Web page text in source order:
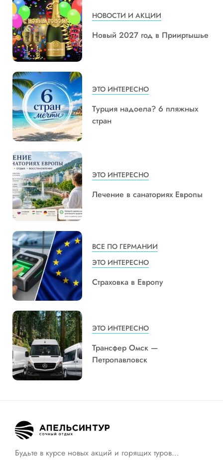
НОВОСТИ И АКЦИИ
Новый 2027 год в Прииртышье
ЭТО ИНТЕРЕСНО
Турция надоела? 6 пляжных
стран
ЭТО ИНТЕРЕСНО
Лечение в санаториях Европы
ВСЕ ПО ГЕРМАНИИ
ЭТО ИНТЕРЕСНО
Страховка в Европу
ЭТО ИНТЕРЕСНО
Трансфер Омск —
Петропавловск
Будьте в курсе новых акций и горящих туров…